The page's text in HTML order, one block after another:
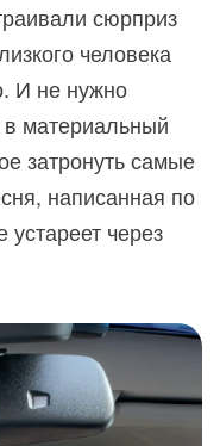
сюрприз
человека
И не нужно
материальный
затронуть самые
написанная по
через